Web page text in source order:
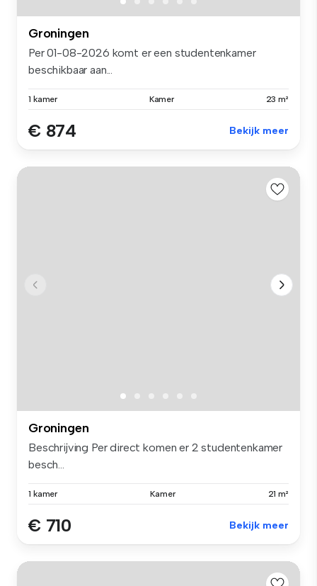
Groningen
Per 01-08-2026 komt er een studentenkamer
beschikbaar aan...
1 kamer Kamer 23 m²
€ 874 Bekijk meer
Groningen
Beschrijving Per direct komen er 2 studentenkamer
besch...
1 kamer Kamer 21 m²
€ 710 Bekijk meer